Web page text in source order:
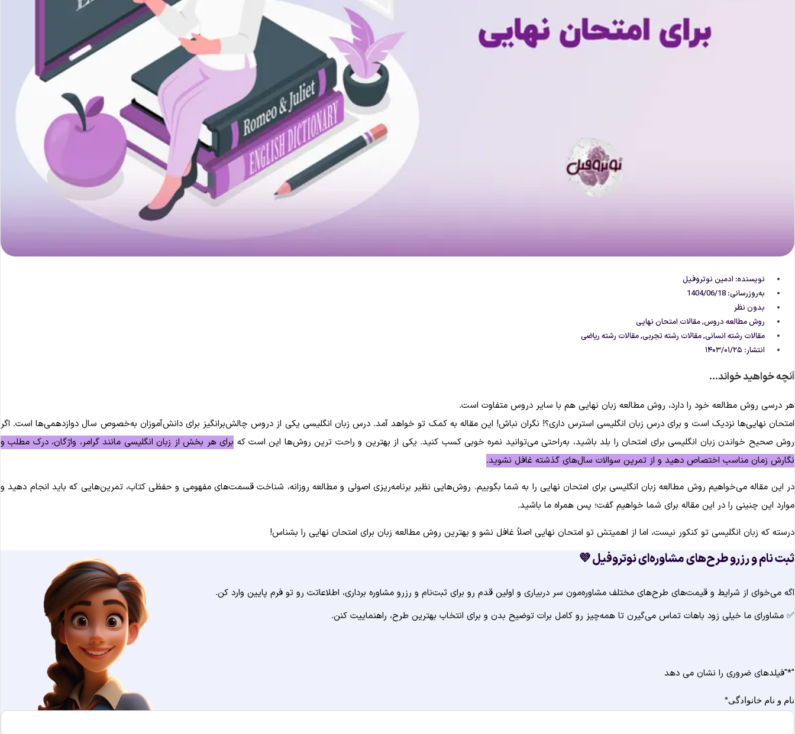
نویسنده: ادمین نوتروفیل
به‌روزرسانی: 1404/06/18
بدون نظر
روش مطالعه دروس,مقالات امتحان نهایی
مقالات رشته انسانی,مقالات رشته تجربی,مقالات رشته ریاضی
انتشار: ۱۴۰۳/۰۱/۲۵
آنچه خواهید خواند...
هر درسی روش مطالعه خود را دارد، روش مطالعه زبان نهایی هم با سایر دروس متفاوت است.
امتحان نهایی‌ها نزدیک است و برای درس زبان انگلیسی استرس داری؟! نگران نباش! این مقاله به کمک تو خواهد آمد. درس زبان انگلیسی یکی از دروس چالش‌برانگیز برای دانش‌آموزان به‌خصوص سال دوازدهمی‌ها است. اگر
روش صحیح خواندن زبان انگلیسی برای امتحان را بلد باشید، به‌راحتی می‌توانید نمره خوبی کسب کنید. یکی از بهترین و راحت ترین روش‌ها این است که برای هر بخش از زبان انگلیسی مانند گرامر، واژگان، درک مطلب و
نگارش زمان مناسب اختصاص دهید و از تمرین سوالات سال‌های گذشته غافل نشوید.
در این مقاله می‌خواهیم روش مطالعه زبان انگلیسی برای امتحان نهایی را به شما بگوییم. روش‌هایی نظیر برنامه‌ریزی اصولی و مطالعه روزانه، شناخت قسمت‌های مفهومی و حفظی کتاب، تمرین‌هایی که باید انجام دهید و
موارد این چنینی را در این مقاله برای شما خواهیم گفت؛ پس همراه ما باشید.
درسته که زبان انگلیسی تو کنکور نیست، اما از اهمیتش تو امتحان نهایی اصلاً غافل نشو و بهترین روش مطالعه زبان برای امتحان نهایی را بشناس!
ثبت نام و رزرو طرح‌های مشاوره‌ای نوتروفیل 💜
اگه می‌خوای از شرایط و قیمت‌های طرح‌های مختلف مشاوره‌مون سر دربیاری و اولین قدم رو برای ثبت‌نام و رزرو مشاوره برداری، اطلاعاتت رو تو فرم پایین وارد کن.
✅ مشاورای ما خیلی زود باهات تماس می‌گیرن تا همه‌چیز رو کامل برات توضیح بدن و برای انتخاب بهترین طرح، راهنماییت کنن.
"
*"فیلدهای ضروری را نشان می دهد
نام و نام خانوادگی*